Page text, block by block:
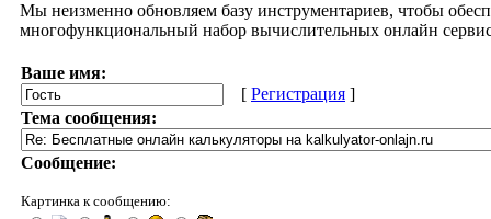
Мы неизменно обновляем базу инструментариев, чтобы
многофункциональный набор вычислительных онлайн
Ваше имя:
[ Регистрация ]
Тема сообщения:
Сообщение:
Картинка к сообщению: